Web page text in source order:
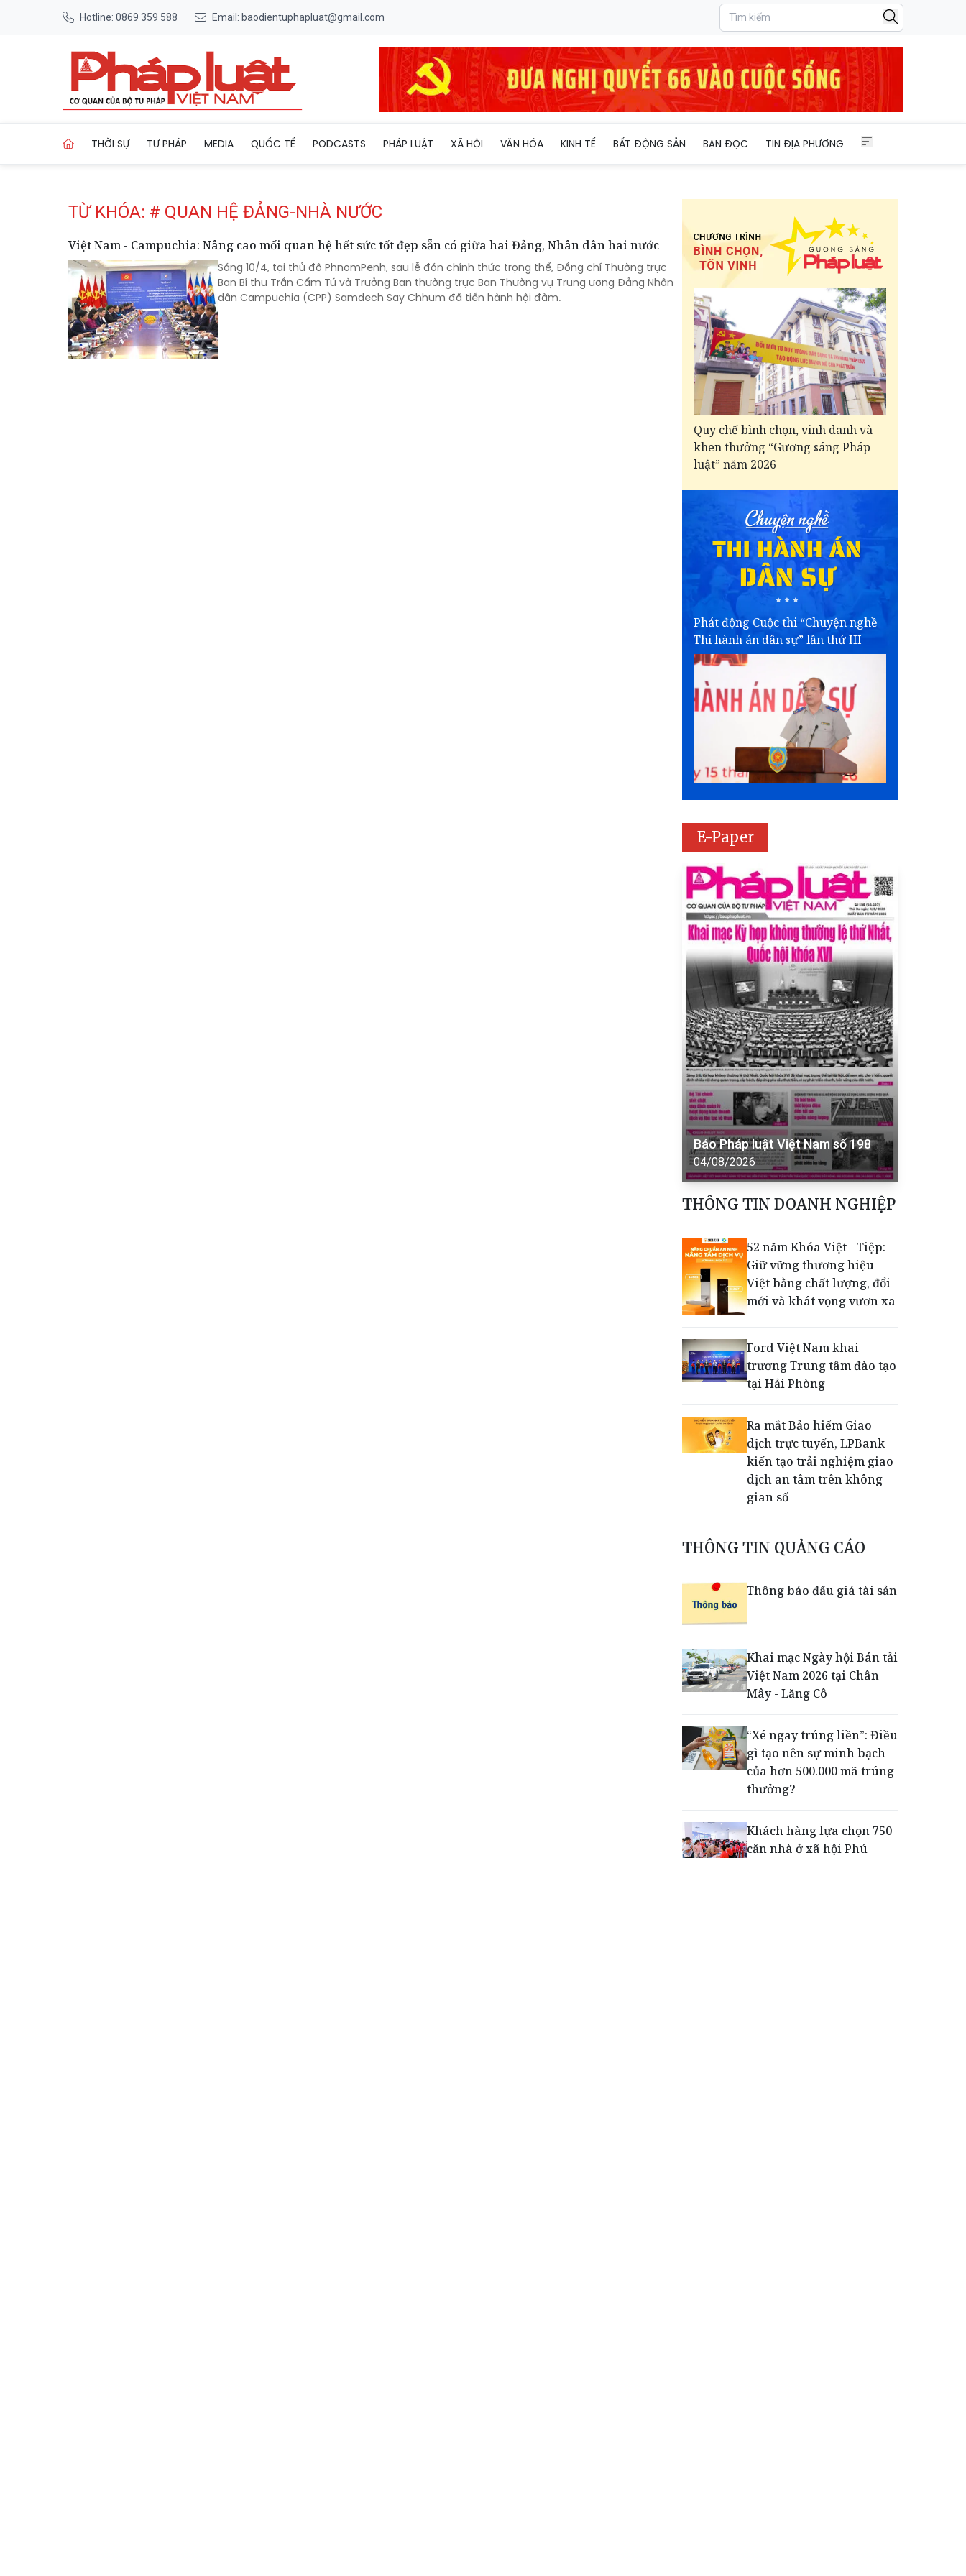
Hotline: 0869 359 588 Email: baodientuphapluat@gmail.com
THỜI SỰ TƯ PHÁP MEDIA QUỐC TẾ PODCASTS PHÁP LUẬT XÃ HỘI VĂN HÓA KINH TẾ BẤT ĐỘNG SẢN BẠN ĐỌC TIN ĐỊA PHƯƠNG
TỪ KHÓA: # QUAN HỆ ĐẢNG-NHÀ NƯỚC
Việt Nam - Campuchia: Nâng cao mối quan hệ hết sức tốt đẹp sẵn có giữa hai Đảng, Nhân dân hai nước
Sáng 10/4, tại thủ đô PhnomPenh, sau lễ đón chính thức trọng thể, Đồng chí Thường trực
Ban Bí thư Trần Cẩm Tú và Trưởng Ban thường trực Ban Thường vụ Trung ương Đảng Nhân
dân Campuchia (CPP) Samdech Say Chhum đã tiến hành hội đàm.
Quy chế bình chọn, vinh danh và
khen thưởng “Gương sáng Pháp
luật” năm 2026
Phát động Cuộc thi “Chuyện nghề
Thi hành án dân sự” lần thứ III
E-Paper
Báo Pháp luật Việt Nam số 198
04/08/2026
THÔNG TIN DOANH NGHIỆP
52 năm Khóa Việt - Tiệp:
Giữ vững thương hiệu
Việt bằng chất lượng, đổi
mới và khát vọng vươn xa
Ford Việt Nam khai
trương Trung tâm đào tạo
tại Hải Phòng
Ra mắt Bảo hiểm Giao
dịch trực tuyến, LPBank
kiến tạo trải nghiệm giao
dịch an tâm trên không
gian số
Dấu mốc khẳng định năng
lực vận hành và thích ứng
toán thưởng vượt kế
hoạch
lập nghiệp của người trẻ
toàn cầu
THÔNG TIN QUẢNG CÁO
Thông báo đấu giá tài sản
Khai mạc Ngày hội Bán tải
Việt Nam 2026 tại Chân
Mây - Lăng Cô
“Xé ngay trúng liền”: Điều
gì tạo nên sự minh bạch
của hơn 500.000 mã trúng
thưởng?
Khách hàng lựa chọn 750
căn nhà ở xã hội Phú